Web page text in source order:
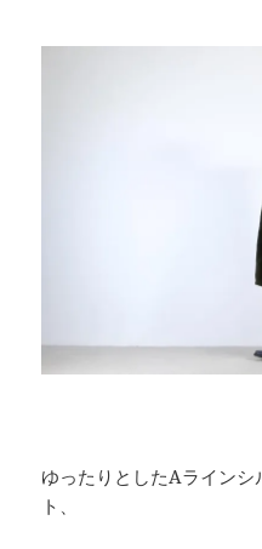
ゆったりとしたAライン
ト、